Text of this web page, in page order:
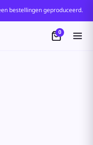
bestellingen geproduceerd.
0